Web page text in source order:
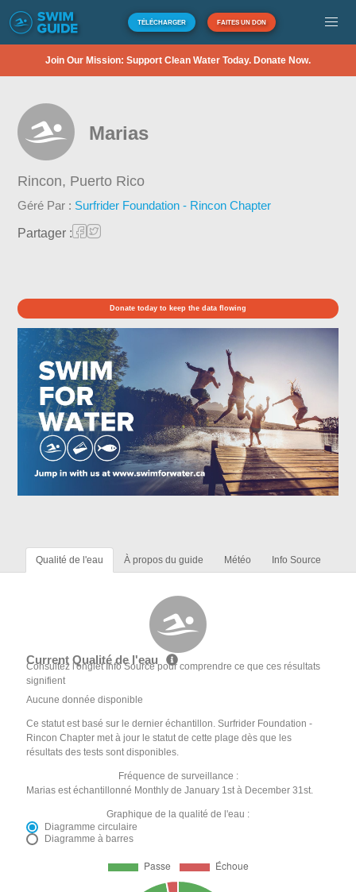
TÉLÉCHARGER FAITES UN DON
Join Our Mission: Support Clean Water Today. Donate Now.
Marias
Rincon, Puerto Rico
Géré Par : Surfrider Foundation - Rincon Chapter
Partager :
Donate today to keep the data flowing
Qualité de l'eau À propos du guide Météo Info Source
Current Qualité de l'eau
Consultez l'onglet Info Source pour comprendre ce que ces résultats
signifient
Aucune donnée disponible
Ce statut est basé sur le dernier échantillon. Surfrider Foundation -
Rincon Chapter met à jour le statut de cette plage dès que les
résultats des tests sont disponibles.
Fréquence de surveillance :
Marias est échantillonné Monthly de January 1st à December 31st.
Graphique de la qualité de l'eau :
Diagramme circulaire
Diagramme à barres